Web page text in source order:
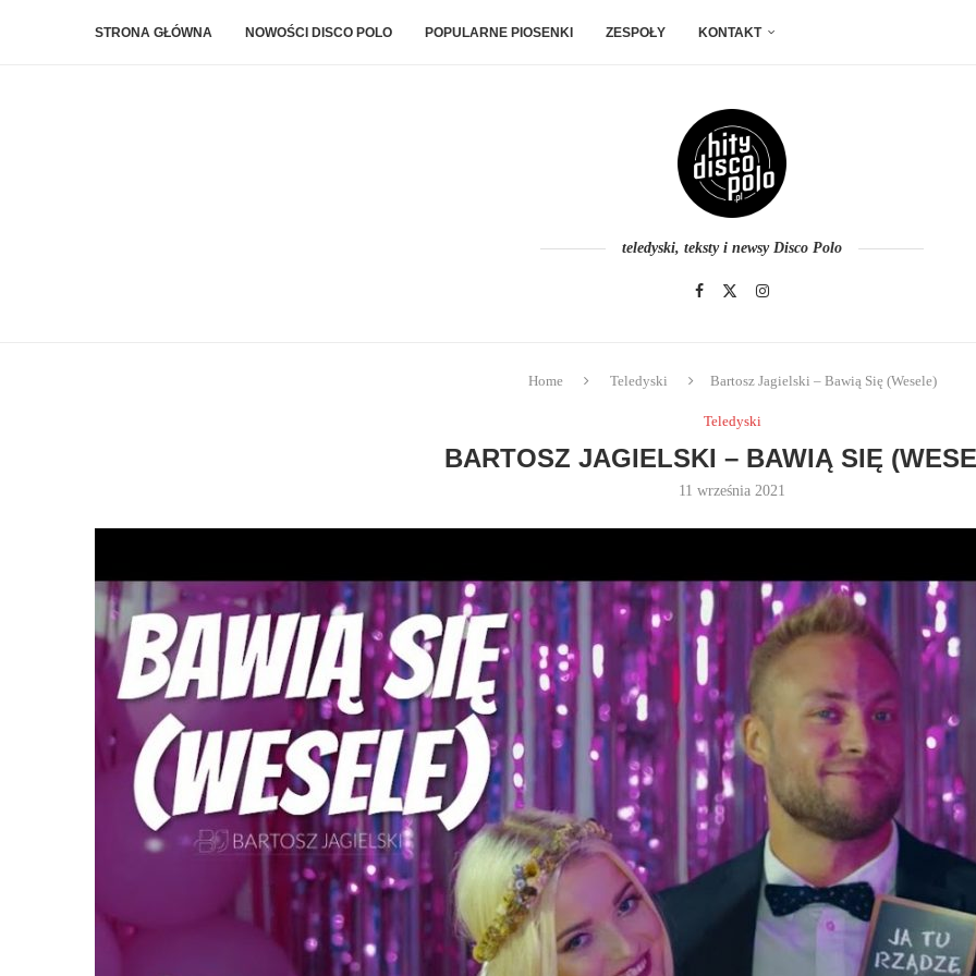
STRONA GŁÓWNA NOWOŚCI DISCO POLO POPULARNE PIOSENKI ZESPOŁY KONTAKT
teledyski, teksty i newsy Disco Polo
Home Teledyski Bartosz Jagielski – Bawią Się (Wesele)
Teledyski
BARTOSZ JAGIELSKI – BAWIĄ SIĘ
11 września 2021